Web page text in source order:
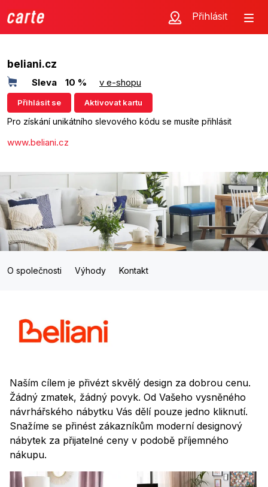
Přihlásit
beliani.cz
Sleva 10 % v e-shopu
Přihlásit se Aktivovat kartu
Pro získání unikátního slevového kódu se musíte přihlásit
www.beliani.cz
O společnosti Výhody Kontakt
Naším cílem je přivézt skvělý design za dobrou cenu.
Žádný zmatek, žádný povyk. Od Vašeho vysněného
návrhářského nábytku Vás dělí pouze jedno kliknutí.
Snažíme se přinést zákazníkům moderní designový
nábytek za přijatelné ceny v podobě příjemného
nákupu.